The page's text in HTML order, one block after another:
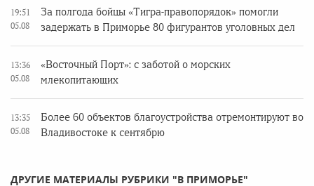
19:51
05.08
За полгода бойцы «Тигра-правопорядок» помогли
задержать в Приморье 80 фигурантов уголовных дел
13:36
05.08
«Восточный Порт»: с заботой о морских
млекопитающих
13:35
05.08
Более 60 объектов благоустройства отремонтируют во
Владивостоке к сентябрю
ДРУГИЕ МАТЕРИАЛЫ РУБРИКИ "В ПРИМОРЬЕ"